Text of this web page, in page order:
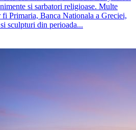
si sarbatori religioase. Multe
Primaria, Banca Nationala a Greciei,
sculpturi din perioada...